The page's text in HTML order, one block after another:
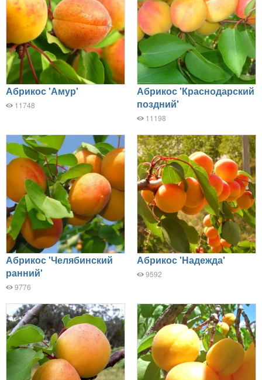
Абрикос 'Амур'
11748
Абрикос 'Краснодарский
поздний'
11198
Абрикос 'Челябинский
ранний'
9776
Абрикос 'Надежда'
9592